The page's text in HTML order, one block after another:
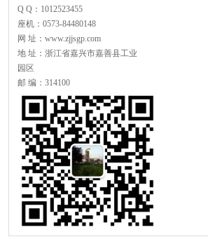
Q Q：1012523455
座机：0573-84480148
网 址：www.zjjsgp.com
地 址：浙江省嘉兴市嘉善县工业
园区
邮 编：314100